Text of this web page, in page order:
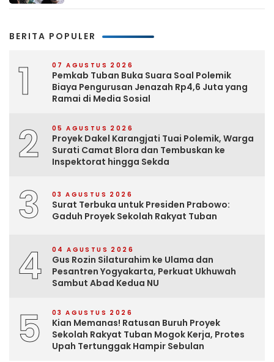
BERITA POPULER
1 07 AGUSTUS 2026
Pemkab Tuban Buka Suara Soal Polemik
Biaya Pengurusan Jenazah Rp4,6 Juta yang
Ramai di Media Sosial
2 05 AGUSTUS 2026
Proyek Dakel Karangjati Tuai Polemik, Warga
Surati Camat Blora dan Tembuskan ke
Inspektorat hingga Sekda
3 03 AGUSTUS 2026
Surat Terbuka untuk Presiden Prabowo:
Gaduh Proyek Sekolah Rakyat Tuban
4 04 AGUSTUS 2026
Gus Rozin Silaturahim ke Ulama dan
Pesantren Yogyakarta, Perkuat Ukhuwah
Sambut Abad Kedua NU
5 03 AGUSTUS 2026
Kian Memanas! Ratusan Buruh Proyek
Sekolah Rakyat Tuban Mogok Kerja, Protes
Upah Tertunggak Hampir Sebulan